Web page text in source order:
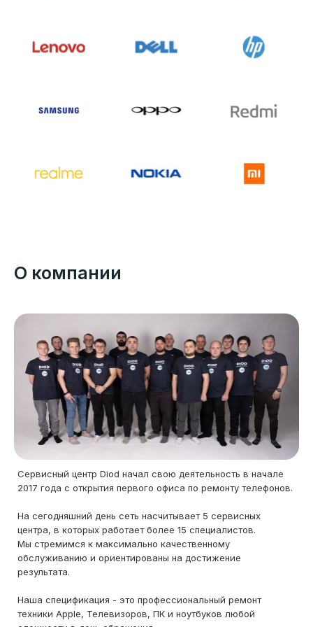
О компании
Сервисный центр Diod начал свою деятельность в начале
2017 года с открытия первого офиса по ремонту телефонов.
На сегодняшний день сеть насчитывает 5 сервисных
центра, в которых работает более 15 специалистов.
Мы стремимся к максимально качественному
обслуживанию и ориентированы на достижение
результата.
Наша спецификация - это профессиональный ремонт
техники Apple, Телевизоров, ПК и ноутбуков любой